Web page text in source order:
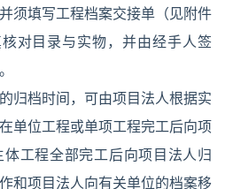
须填写工程档案交接单（见附件
对目录与实物，并由经手人签
归档时间，可由项目法人根据实
单位工程或单项工程完工后向项
工程全部完工后向项目法人归
和项目法人向有关单位的档案移